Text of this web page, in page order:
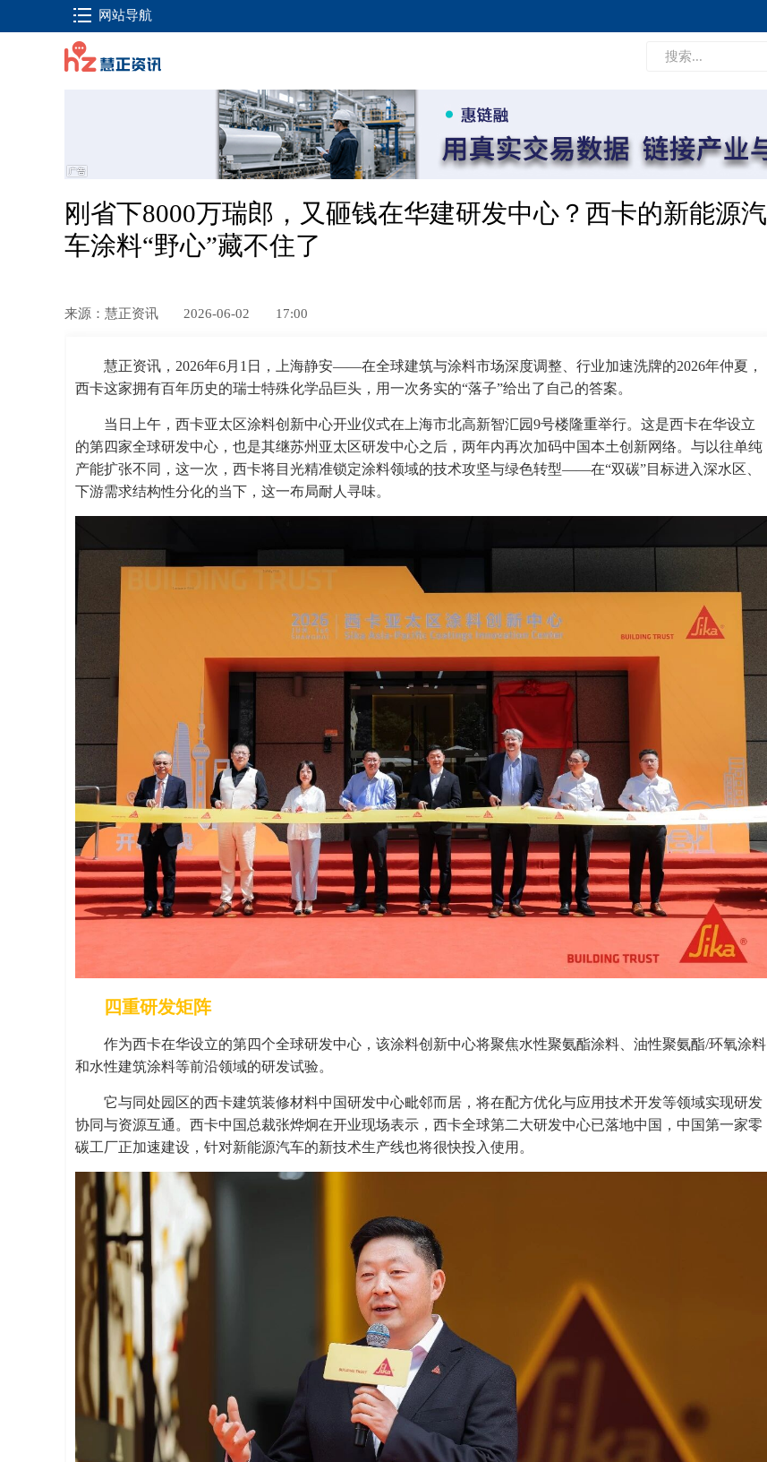
网站导航
刚省下8000万瑞郎，又砸钱在华建研发中心？西卡的新能源汽
车涂料“野心”藏不住了
来源：慧正资讯 2026-06-02 17:00
慧正资讯，2026年6月1日，上海静安——在全球建筑与涂料市场深度调整、行业加速洗牌的2026年仲夏，
西卡这家拥有百年历史的瑞士特殊化学品巨头，用一次务实的“落子”给出了自己的答案。
当日上午，西卡亚太区涂料创新中心开业仪式在上海市北高新智汇园9号楼隆重举行。这是西卡在华设立
的第四家全球研发中心，也是其继苏州亚太区研发中心之后，两年内再次加码中国本土创新网络。与以往单纯
产能扩张不同，这一次，西卡将目光精准锁定涂料领域的技术攻坚与绿色转型——在“双碳”目标进入深水区、
下游需求结构性分化的当下，这一布局耐人寻味。
四重研发矩阵
作为西卡在华设立的第四个全球研发中心，该涂料创新中心将聚焦水性聚氨酯涂料、油性聚氨酯/环氧涂料
和水性建筑涂料等前沿领域的研发试验。
它与同处园区的西卡建筑装修材料中国研发中心毗邻而居，将在配方优化与应用技术开发等领域实现研发
协同与资源互通。西卡中国总裁张烨炯在开业现场表示，西卡全球第二大研发中心已落地中国，中国第一家零
碳工厂正加速建设，针对新能源汽车的新技术生产线也将很快投入使用。